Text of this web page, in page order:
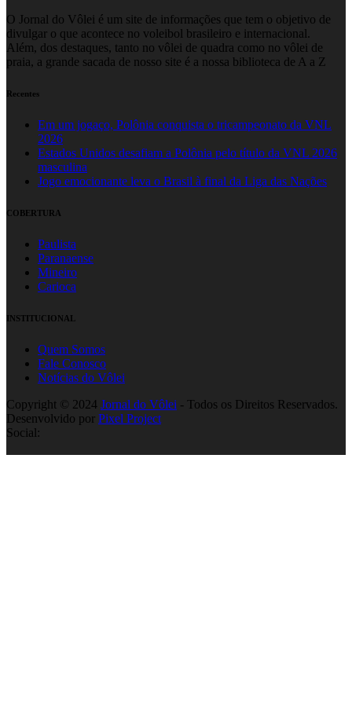
O Jornal do Vôlei é um site de informações que tem o objetivo de
divulgar o que acontece no voleibol brasileiro e internacional.
Além, dos destaques, tanto no vôlei de quadra como no vôlei de
praia, a grande sacada de nosso site é a nossa biblioteca de A a Z
Recentes
Em um jogaço, Polônia conquista o tricampeonato da VNL
2026
Estados Unidos desafiam a Polônia pelo título da VNL 2026
masculina
Jogo emocionante leva o Brasil à final da Liga das Nações
COBERTURA
Paulista
Paranaense
Mineiro
Carioca
INSTITUCIONAL
Quem Somos
Fale Conosco
Notícias do Vôlei
Copyright © 2024 Jornal do Vôlei - Todos os Direitos Reservados.
Desenvolvido por Pixel Project
Social: